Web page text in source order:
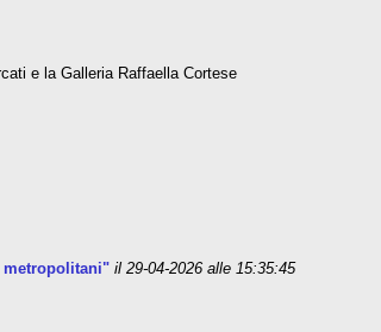
e la Galleria Raffaella Cortese
metropolitani" il 29-04-2026 alle 15:35:45